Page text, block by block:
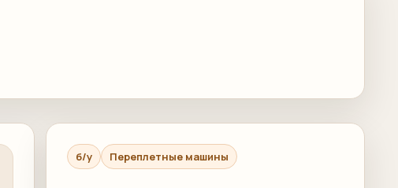
б/у Переплетные машины